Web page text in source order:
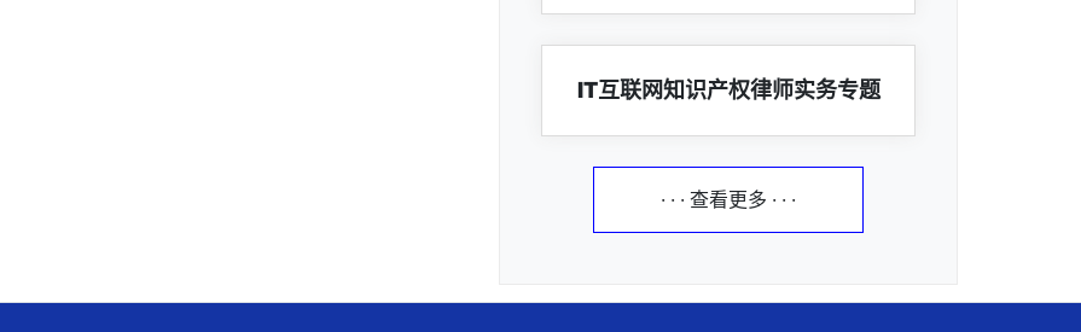
IT互联网知识产权律师实务专题
· · · 查看更多 · · ·